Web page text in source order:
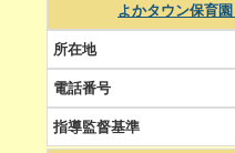
よかタウン保育